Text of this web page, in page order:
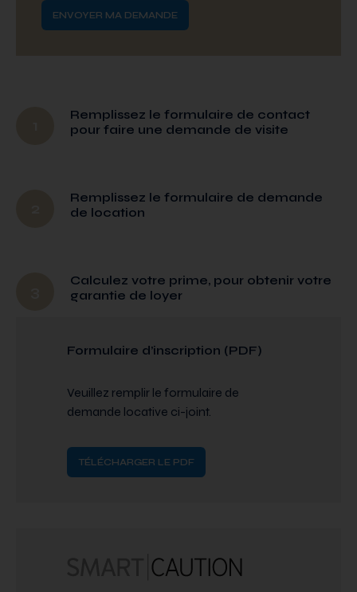
Remplissez le formulaire de contact
pour faire une demande de visite
Remplissez le formulaire de demande
de location
Calculez votre prime, pour obtenir votre
garantie de loyer
Formulaire d’inscription (PDF)
Veuillez remplir le formulaire de
demande locative ci-joint.
TÉLÉCHARGER LE PDF